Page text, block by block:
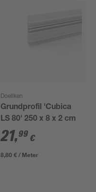
Doellken
Grundprofil 'Cubica
LS 80' 250 x 8 x 2 cm
21,99 €
8,80 € / Meter